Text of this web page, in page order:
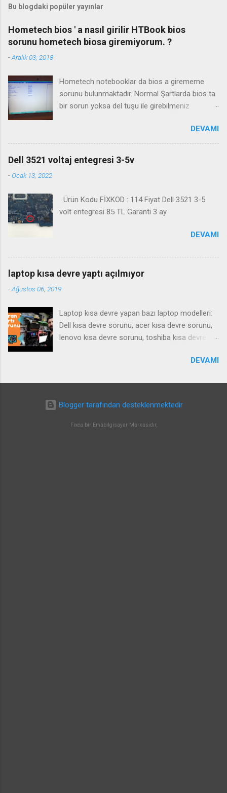
Bu blogdaki popüler yayınlar
Hometech bios ' a nasıl girilir HTBook bios
sorunu hometech biosa giremiyorum. ?
-Aralık 03, 2018
Hometech notebooklar da bios a girememe
sorunu bulunmaktadır. Normal Şartlarda bios ta
bir sorun yoksa del tuşu ile girebilmeniz
yaramaktadır. Biosa girme videosu izleyin
Kanalimiza abone olmayı unutmayın
DEVAMI
Dell 3521 voltaj entegresi 3-5v
-Ocak 13, 2022
Ürün Kodu FİXKOD : 114 Fiyat Dell 3521 3-5
volt entegresi 85 TL Garanti 3 ay
DEVAMI
laptop kısa devre yaptı açılmıyor
-Ağustos 06, 2019
Laptop kısa devre yapan bazı laptop modelleri:
Dell kısa devre sorunu, acer kısa devre sorunu,
lenovo kısa devre sorunu, toshiba kısa devre
kısa devre yaparsa ne gibi bir arıza yapar , tamiri
çektim iyi seyirler. SIKÇA SORULAN SORULAR ;
anakart kısa devre çözüm anakart arızası ve
çözümü laptop start almıyor laptop tetik
DEVAMI
Blogger tarafından desteklenmektedir
Fixea bir Emabilgisayar Markasıdır,